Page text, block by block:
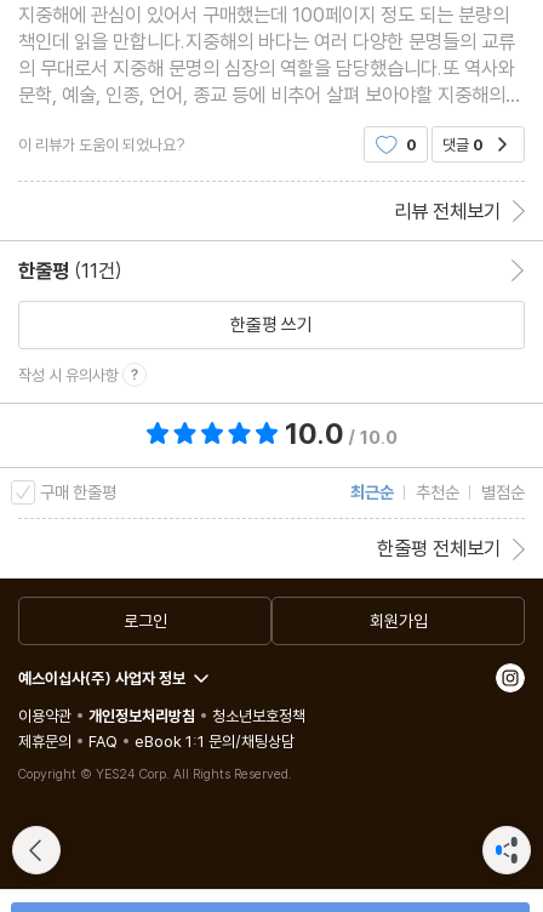
지중해에 관심이 있어서 구매했는데 100페이지 정도 되는 분량의
책인데 읽을 만합니다.지중해의 바다는 여러 다양한 문명들의 교류
의 무대로서 지중해 문명의 심장의 역할을 담당했습니다.또 역사와
문학, 예술, 인종, 언어, 종교 등에 비추어 살펴 보아야할 지중해의
모습은 매우 다양할 것입니다.지중해라는 공간에서 이들은 시대마
다 펼쳐낸 전체적인 관계망의 날줄과 씨줄을 이루고
이 리뷰가 도움이 되었나요? 0 댓글 0
리뷰 전체보기
한줄평 (11건)
한줄평 쓰기
작성 시 유의사항
10.0 / 10.0
구매 한줄평 최근순 추천순 별점순
한줄평 전체보기
로그인 회원가입
예스이십사(주) 사업자 정보
이용약관
개인정보처리방침
청소년보호정책
제휴문의
FAQ eBook 1:1 문의/채팅상담
Copyright © YES24 Corp. All Rights Reserved.